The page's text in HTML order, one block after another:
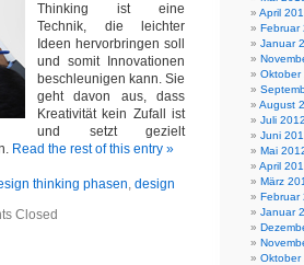
Thinking ist eine
Technik, die leichter
Ideen hervorbringen soll
und somit Innovationen
beschleunigen kann. Sie
geht davon aus, dass
Kreativität kein Zufall ist
und setzt gezielt
Read the rest of this entry »
thinking phasen, design
Closed
April
Februar
Januar
Oktober
August
Juli 2012
Juni
Mai
April
März
Februar
Januar
Oktober